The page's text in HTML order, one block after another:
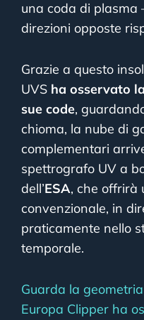
una coda di
direzioni opposte
Grazie a questo
UVS ha osservato
sue code,
chioma, la nube di
complementari
spettrografo UV a
dell’ESA, che offrirà
convenzionale, in
praticamente nello
temporale.
Guarda la
Europa Clipper ha